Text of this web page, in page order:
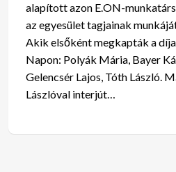
alapított azon E.ON-
az egyesület tagjainak
Akik elsőként megkapták a
Napon: Polyák Mária, Bayer
Gelencsér Lajos, Tóth László.
Lászlóval interjút…